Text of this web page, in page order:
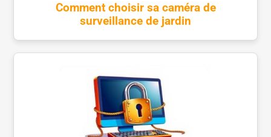
Comment choisir sa caméra de
surveillance de jardin